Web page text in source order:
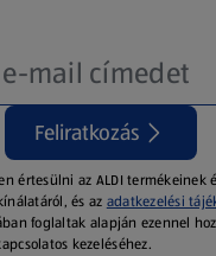
Feliratkozás
értesülni az ALDI termékeinek
és az adatkezelési
foglaltak alapján ezennel
kezeléséhez.